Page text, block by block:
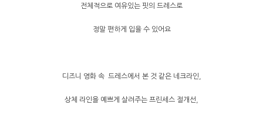
전체적으로 여유있는 핏의 드레스로
정말 편하게 입을 수 있어요
디즈니 영화 속 드레스에서 본 것 같은 네크라인,
상체 라인을 예쁘게 살려주는 프린세스 절개선,